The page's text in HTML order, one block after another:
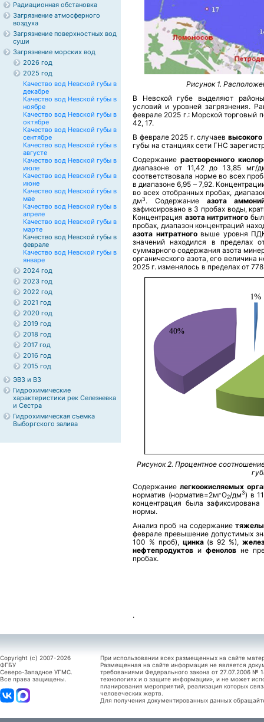
Радиационная обстановка
Загрязнение атмосферного
воздуха
Загрязнение поверхностных вод
суши
Загрязнение морских вод
2026 год
2025 год
Качество вод Невской губы в
декабре
Качество вод Невской губы в
ноябре
Качество вод Невской губы в
октябре
Качество вод Невской губы в
сентябре
Качество вод Невской губы в
августе
Качество вод Невской губы в
июле
Качество вод Невской губы в
июне
Качество вод Невской губы в
мае
Качество вод Невской губы в
апреле
Качество вод Невской губы в
марте
Качество вод Невской губы в
феврале
Качество вод Невской губы в
январе
2024 год
2023 год
2022 год
2021 год
2020 год
2019 год
2018 год
2017 год
2016 год
2015 год
ЭВЗ и ВЗ
Гидрохимические
характеристики рек Селезневка
и Сестра
Гидрохимическая съемка
Выборгского залива
Рисунок 1.
В Невской губе выделяют
условий и уровней загрязнения.
феврале 2025 г.: Морской торговый
42, 17.
В феврале 2025 г. случаев высокого
губы на станциях сети ГНС
Содержание растворенного
диапазоне от 11,42 до 13,85 мг/
соответствовала норме во всех
в диапазоне 6,95 – 7,92.
во всех отобранных пробах,
дм3. Содержание азота
зафиксировано в 3 пробах воды,
Концентрация азота нитритного
пробах, диапазон концентраций
азота нитратноговыше уровня
значений находился в пределах
суммарного содержания азота
органического азота, его
2025 г. изменялось в пределах от
Рисунок 2. Процентное
Содержание легкоокисляемых
норматив (норматив=2мгО2/дм3) в
концентрация была
нормы.
Анализ проб на содержание
феврале превышение допустимых
100 % проб), цинка (в 92 %),
нефтепродуктов и феноловне
пробах.
.
Copyright (c) 2007-2026
ФГБУ
Северо-Западное УГМС.
Все права защищены.
При использовании всех размещенных на сайте
Размещенная на сайте информация не является
требованиями Федерального закона от 27.07.2006
технологиях и о защите информации», и не может
планирования мероприятий, реализация которых
человеческих жертв.
Для получения документированных данных